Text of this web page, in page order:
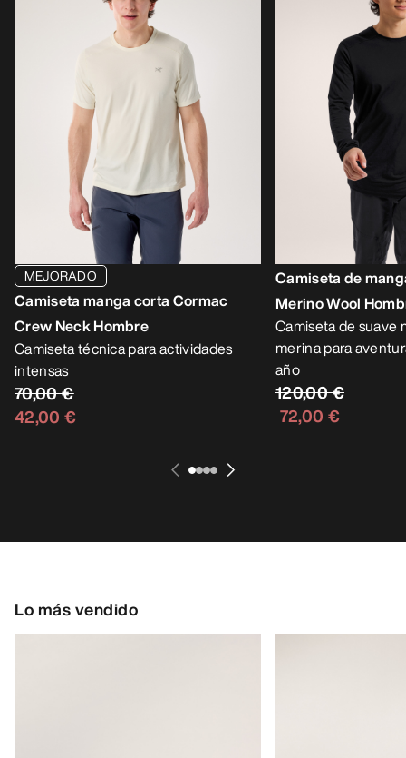
MEJORADO
Camiseta manga corta Cormac
Crew Neck Hombre
Camiseta técnica para actividades
intensas
70,00 €
42,00 €
Camiseta de
Merino Wool
Camiseta de suave
merina para
año
120,00 €
72,00 €
Lo más vendido